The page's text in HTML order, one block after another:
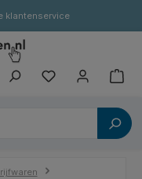
klantenservice